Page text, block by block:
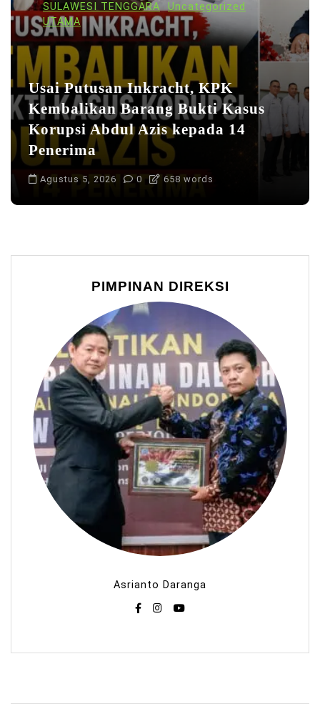
SULAWESI TENGGARA
Uncategorized
UTAMA
Usai Putusan Inkracht, KPK
Kembalikan Barang Bukti Kasus
Korupsi Abdul Azis kepada 14
Penerima
Agustus 5, 2026 0 658 words
PIMPINAN DIREKSI
Asrianto Daranga